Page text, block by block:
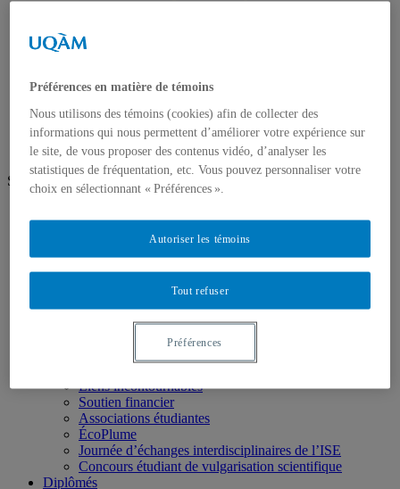
Médias et événements
Revue de presse
Nous joindre
Suivez-nous
Instagram
Étudier à l'Institut des sciences de l'environnement
Perspectives professionnelles
Liens incontournables
Soutien financier
Associations étudiantes
ÉcoPlume
Journée d’échanges interdisciplinaires de l’ISE
Concours étudiant de vulgarisation scientifique
Diplômés
Préférences en matière de témoins
Nous utilisons des témoins (cookies) afin de collecter des
informations qui nous permettent d’améliorer votre expérience sur
le site, de vous proposer des contenus vidéo, d’analyser les
statistiques de fréquentation, etc. Vous pouvez personnaliser votre
choix en sélectionnant « Préférences ».
Tout refuser
Autoriser les témoins
Préférences